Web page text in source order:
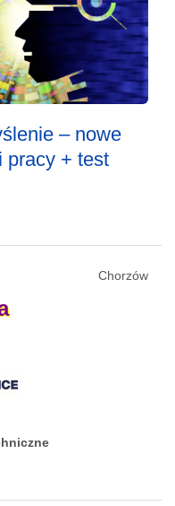
– nowe
pracy + test
Chorzów